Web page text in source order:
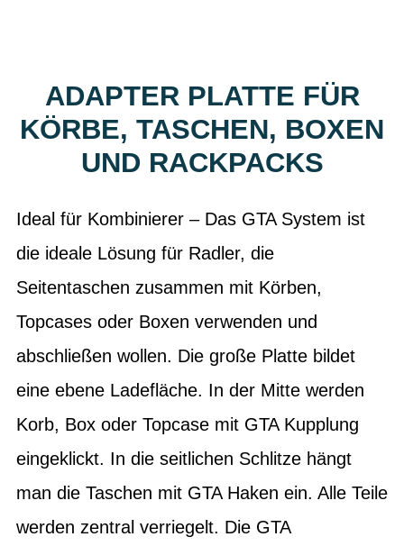
ADAPTER PLATTE FÜR
KÖRBE, TASCHEN, BOXEN
UND RACKPACKS
Ideal für Kombinierer – Das GTA System ist
die ideale Lösung für Radler, die
Seitentaschen zusammen mit Körben,
Topcases oder Boxen verwenden und
abschließen wollen. Die große Platte bildet
eine ebene Ladefläche. In der Mitte werden
Korb, Box oder Topcase mit GTA Kupplung
eingeklickt. In die seitlichen Schlitze hängt
man die Taschen mit GTA Haken ein. Alle Teile
werden zentral verriegelt. Die GTA